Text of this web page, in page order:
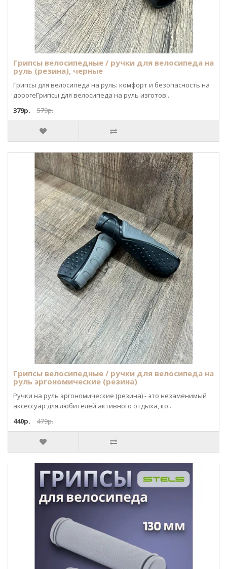
Грипсы велосипедные / ручки для велосипеда на
руль (резина), черные
Грипсы для велосипеда на руль: комфорт и безопасность на
дорогеГрипсы для велосипеда на руль изготов..
379р.
579р.
Грипсы велосипедные / ручки для велосипеда на
руль эргономические (резина)
Ручки на руль эргономические (резина) - это незаменимый
аксессуар для любителей активного отдыха, ко..
440р.
479р.